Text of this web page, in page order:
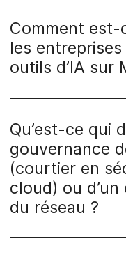
Comment est-
les
outils d’IA sur
Qu’est-ce qui
gouvernance
(courtier en
cloud) ou
du réseau ?